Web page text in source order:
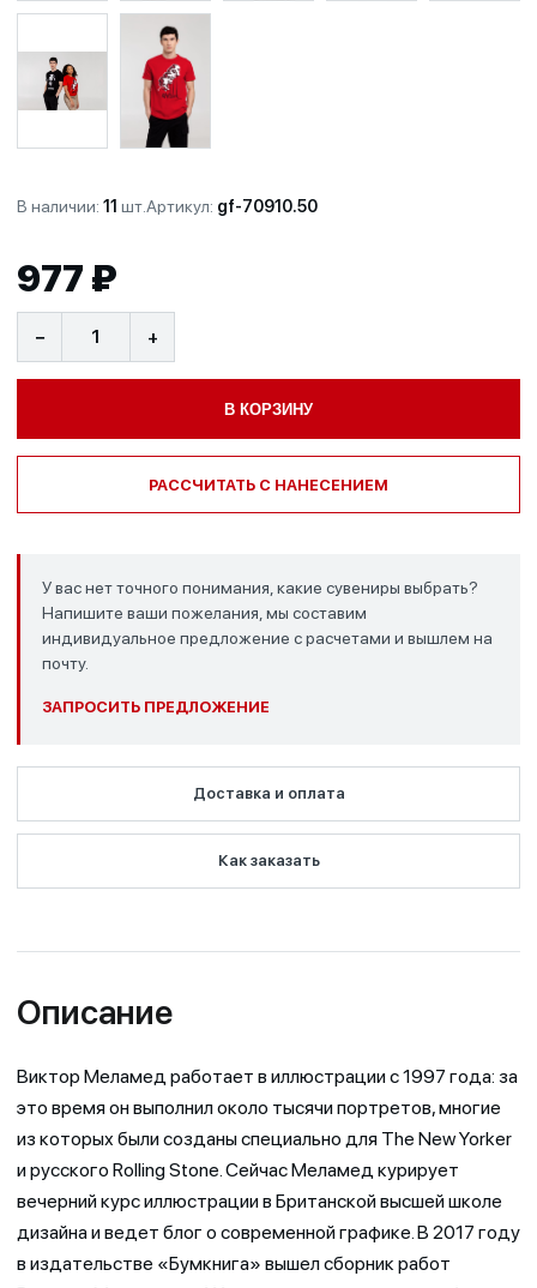
В наличии: 11 шт.Артикул: gf-70910.50
977 ₽
− +
В КОРЗИНУ
РАССЧИТАТЬ С НАНЕСЕНИЕМ
У вас нет точного понимания, какие сувениры выбрать?
Напишите ваши пожелания, мы составим
индивидуальное предложение с расчетами и вышлем на
почту.
ЗАПРОСИТЬ ПРЕДЛОЖЕНИЕ
Доставка и оплата
Как заказать
Описание
Виктор Меламед работает в иллюстрации с 1997 года: за
это время он выполнил около тысячи портретов, многие
из которых были созданы специально для The New Yorker
и русского Rolling Stone. Сейчас Меламед курирует
вечерний курс иллюстрации в Британской высшей школе
дизайна и ведет блог о современной графике. В 2017 году
в издательстве «Бумкнига» вышел сборник работ